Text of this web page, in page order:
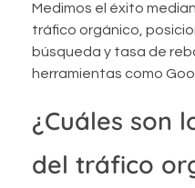
Medimos el éxito
tráfico orgánico,
búsqueda y tasa de
herramientas como
¿Cuáles son
del tráfico